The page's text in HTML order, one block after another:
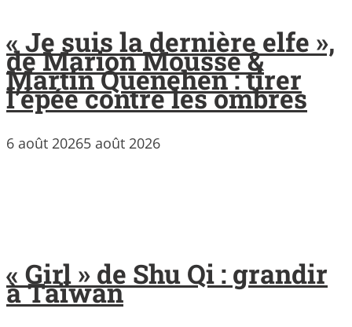
« Je suis la dernière elfe »,
de Marion Mousse &
Martin Quenehen : tirer
l’épée contre les ombres
6 août 20265 août 2026
« Girl » de Shu Qi : grandir
à Taïwan